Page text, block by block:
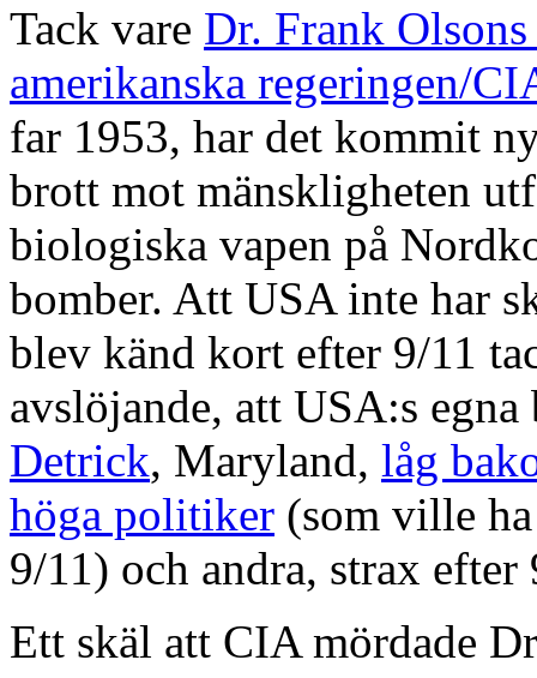
Tack vare Dr. Frank
amerikanska regeringen/
far 1953, har det kommit
brott mot mänskligheten
biologiska vapen på
bomber. Att USA inte har
blev känd kort efter 9/11
avslöjande, att USA:s
Detrick, Maryland, låg
höga politiker (som ville
9/11) och andra, strax efter
Ett skäl att CIA mördade